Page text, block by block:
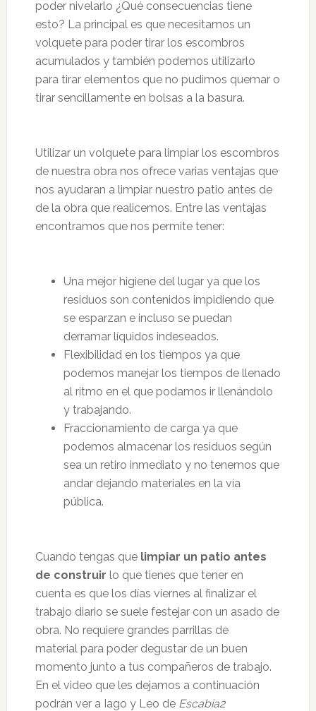
poder nivelarlo ¿Qué consecuencias tiene
esto? La principal es que necesitamos un
volquete para poder tirar los escombros
acumulados y también podemos utilizarlo
para tirar elementos que no pudimos quemar o
tirar sencillamente en bolsas a la basura.
Utilizar un volquete para limpiar los escombros
de nuestra obra nos ofrece varias ventajas que
nos ayudaran a limpiar nuestro patio antes de
de la obra que realicemos. Entre las ventajas
encontramos que nos permite tener:
Una mejor higiene del lugar ya que los
residuos son contenidos impidiendo que
se esparzan e incluso se puedan
derramar líquidos indeseados.
Flexibilidad en los tiempos ya que
podemos manejar los tiempos de llenado
al ritmo en el que podamos ir llenándolo
y trabajando.
Fraccionamiento de carga ya que
podemos almacenar los residuos según
sea un retiro inmediato y no tenemos que
andar dejando materiales en la vía
pública.
Cuando tengas que limpiar un patio antes
de construir lo que tienes que tener en
cuenta es que los días viernes al finalizar el
trabajo diario se suele festejar con un asado de
obra. No requiere grandes parrillas de
material para poder degustar de un buen
momento junto a tus compañeros de trabajo.
En el video que les dejamos a continuación
podrán ver a Iago y Leo de Escabia2